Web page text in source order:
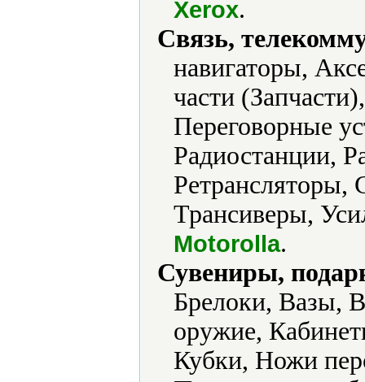
Xerox.
Связь,
навигаторы,
части
Переговорные
Радиостанции,
Ретрансляторы,
Трансиверы,
Motorolla.
Сувениры,
Брелоки, Вазы,
оружие,
Кубки, Ножи